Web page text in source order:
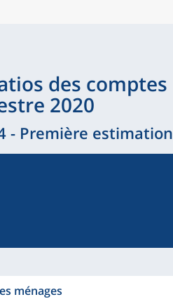
des comptes
2020
- Première estimation
ménages